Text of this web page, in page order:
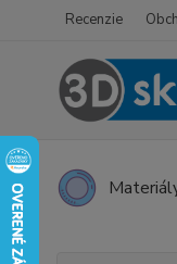
Recenzie